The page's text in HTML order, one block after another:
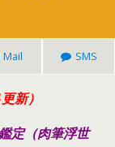
Mail SMS
新）
定（肉筆浮世